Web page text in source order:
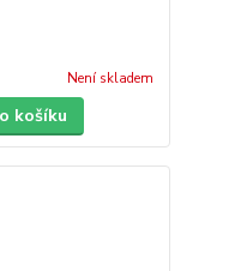
Není skladem
košíku